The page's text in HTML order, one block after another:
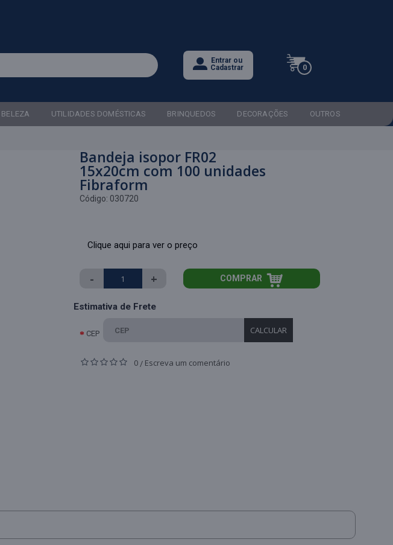
Entrar ou
Cadastrar
0
BELEZA UTILIDADES DOMÉSTICAS BRINQUEDOS DECORAÇÕES OUTROS
Bandeja isopor FR02
15x20cm com 100 unidades
Fibraform
Código: 030720
Clique aqui para ver o preço
- + COMPRAR
Estimativa de Frete
CEP CALCULAR
0 / Escreva um comentário